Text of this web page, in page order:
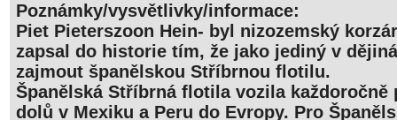
Poznámky/vysvětlivky/informace:
Piet Pieterszoon Hein- byl nizozemský
zapsal do historie tím, že jako jediný v
zajmout španělskou Stříbrnou flotilu.
Španělská Stříbrná flotila vozila každoročně
dolů v Mexiku a Peru do Evropy. Pro